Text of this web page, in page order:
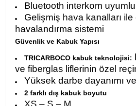
Bluetooth interkom uyumlu
Gelişmiş hava kanalları ile
havalandırma sistemi
Güvenlik ve Kabuk Yapısı
TRICARBOCO kabuk teknolojisi:
ve fiberglas liflerinin özel
Yüksek darbe dayanımı
2 farklı dış kabuk boyutu